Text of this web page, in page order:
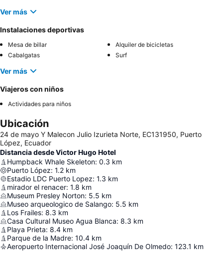
Ver más
Instalaciones deportivas
Mesa de billar
Alquiler de bicicletas
Cabalgatas
Surf
Ver más
Viajeros con niños
Actividades para niños
Ubicación
24 de mayo Y Malecon Julio Izurieta Norte, EC131950, Puerto
López, Ecuador
Distancia desde Victor Hugo Hotel
Humpback Whale Skeleton: 0.3 km
Puerto López: 1.2 km
Estadio LDC Puerto Lopez: 1.3 km
mirador el renacer: 1.8 km
Museum Presley Norton: 5.5 km
Museo arqueologico de Salango: 5.5 km
Los Frailes: 8.3 km
Casa Cultural Museo Agua Blanca: 8.3 km
Playa Prieta: 8.4 km
Parque de la Madre: 10.4 km
Aeropuerto Internacional José Joaquín De Olmedo: 123.1 km